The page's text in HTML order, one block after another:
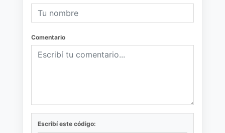
Comentario
Escribí este código: